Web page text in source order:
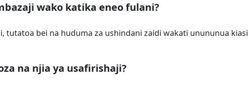
wako katika eneo fulani?
tutatoa bei na huduma za ushindani zaidi wakati unununua kiasi
na njia ya usafirishaji?